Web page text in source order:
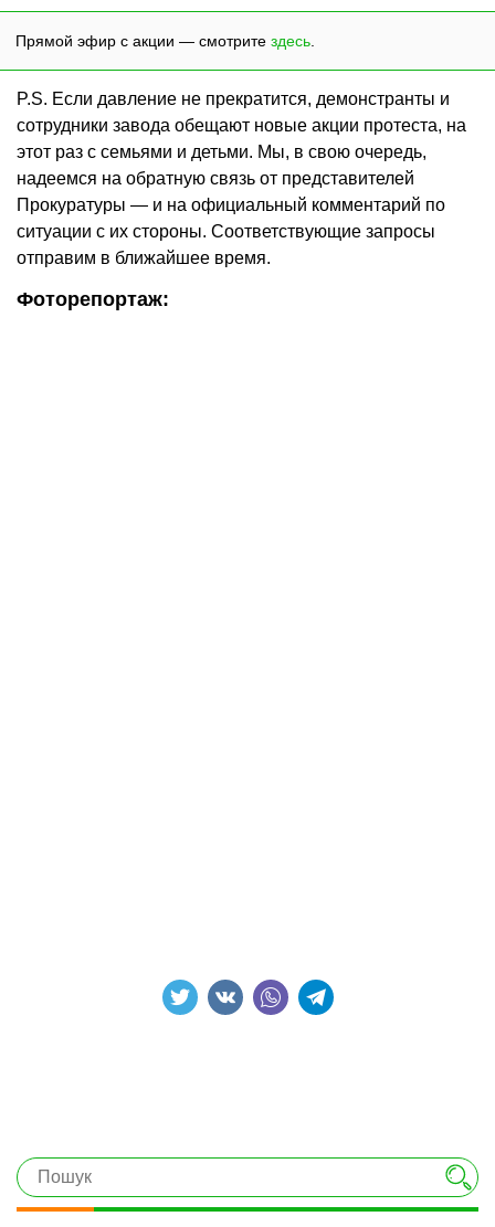
Прямой эфир с акции — смотрите здесь.
P.S. Если давление не прекратится, демонстранты и
сотрудники завода обещают новые акции протеста, на
этот раз с семьями и детьми. Мы, в свою очередь,
надеемся на обратную связь от представителей
Прокуратуры — и на официальный комментарий по
ситуации с их стороны. Соответствующие запросы
отправим в ближайшее время.
Фоторепортаж: